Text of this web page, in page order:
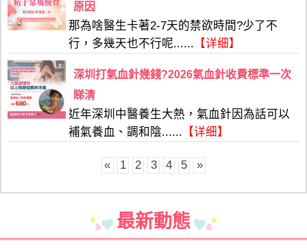
原因
那為啥醫生卡著2-7天的禁欲時間?少了不
行，多幾天也不行呢...... 【详细】
深圳打氣血針幾錢?2026氣血針收費標準一次
睇清
近年深圳中醫養生大熱，氣血針因為話可以
補氣養血、調和陰...... 【详细】
« 1 2 3 4 5 »
最新動態